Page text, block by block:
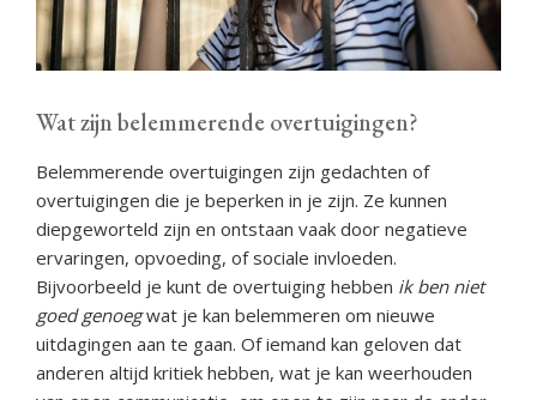
Wat zijn belemmerende overtuigingen?
Belemmerende overtuigingen zijn gedachten of
overtuigingen die je beperken in je zijn. Ze kunnen
diepgeworteld zijn en ontstaan vaak door negatieve
ervaringen, opvoeding, of sociale invloeden.
Bijvoorbeeld je kunt de overtuiging hebben ik ben niet
goed genoegwat je kan belemmeren om nieuwe
uitdagingen aan te gaan. Of iemand kan geloven dat
anderen altijd kritiek hebben, wat je kan weerhouden